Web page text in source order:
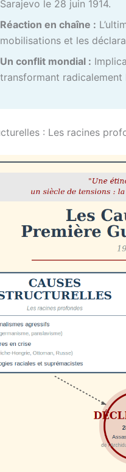
Sarajevo le 28 juin 1914.
Réaction en chaîne :
mobilisations et les
Un conflit mondial :
transformant
: Les racines